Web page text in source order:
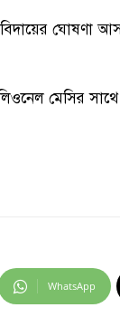
ঘোষণা
মেসির
WhatsApp